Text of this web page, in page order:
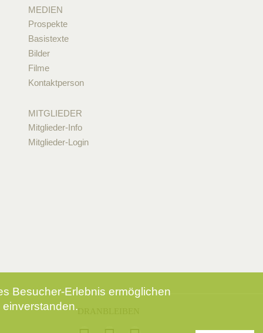
MEDIEN
Prospekte
Basistexte
Bilder
Filme
Kontaktperson
MITGLIEDER
Mitglieder-Info
Mitglieder-Login
Besucher-Erlebnis ermöglichen